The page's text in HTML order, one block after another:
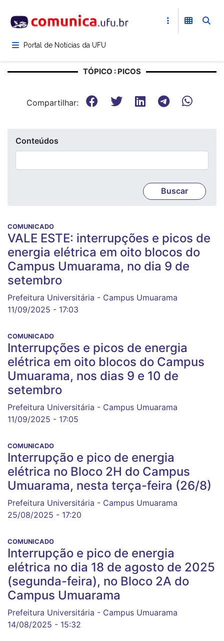
para
conteúdoPortal de Notícias da UFU
TÓPICO : PICOS
Compartilhar:
Conteúdos
COMUNICADO
VALE ESTE: interrupções e picos de
energia elétrica em oito blocos do
Campus Umuarama, no dia 9 de
setembro
Prefeitura Universitária - Campus Umuarama
11/09/2025 - 17:03
COMUNICADO
Interrupções e picos de energia
elétrica em oito blocos do Campus
Umuarama, nos dias 9 e 10 de
setembro
Prefeitura Universitária - Campus Umuarama
11/09/2025 - 17:05
COMUNICADO
Interrupção e pico de energia
elétrica no Bloco 2H do Campus
Umuarama, nesta terça-feira (26/8)
Prefeitura Universitária - Campus Umuarama
25/08/2025 - 17:20
COMUNICADO
Interrupção e pico de energia
elétrica no dia 18 de agosto de 2025
(segunda-feira), no Bloco 2A do
Campus Umuarama
Prefeitura Universitária - Campus Umuarama
14/08/2025 - 15:32